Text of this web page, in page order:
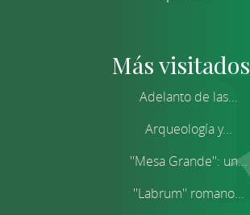
Más visitados
Adelanto de las...
Arqueología y...
''Mesa Grande'': un...
''Labrum'' romano...